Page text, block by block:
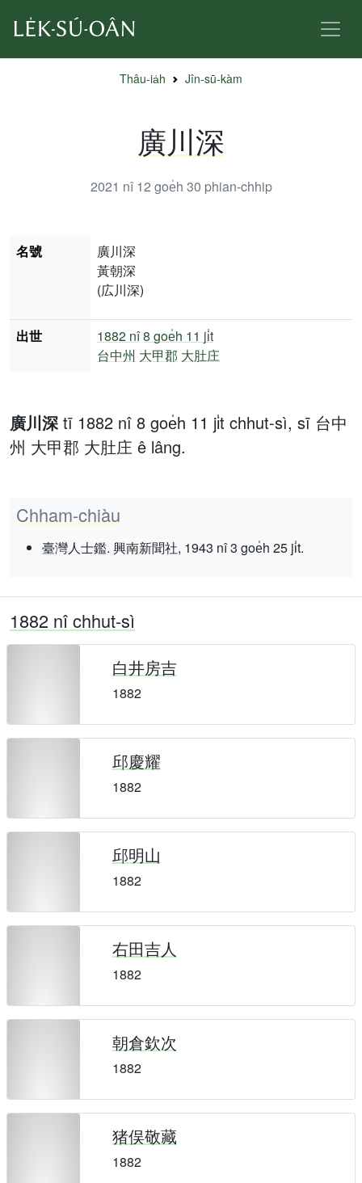
Thâu-ia̍h Jîn-sū-kàm
廣川深
2021 nî 12 goe̍h 30 phian-chhip
廣川深tī 1882 nî 8 goe̍h 11 ji̍t chhut-sì, sī 台中
州 大甲郡 大肚庄 ê lâng.
Chham-chiàu
臺灣人士鑑. 興南新聞社, 1943 nî 3 goe̍h 25 ji̍t.
名號
廣川深
黃朝深
(広川深)
出世 1882 nî8 goe̍h 11 ji̍t
台中州 大甲郡 大肚庄
1882 nî chhut-sì
白井房吉
1882
邱慶耀
1882
邱明山
1882
右田吉人
1882
朝倉欽次
1882
猪俣敬藏
1882